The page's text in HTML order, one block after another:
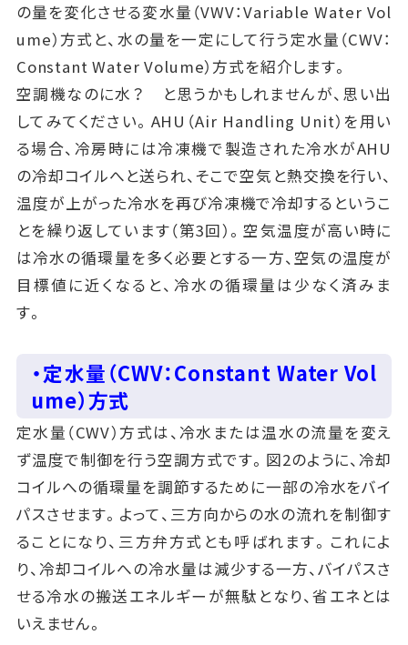
の量を変化させる変水量（VWV：Variable Water Vol
ume）方式と、水の量を一定にして行う定水量（CWV：
Constant Water Volume）方式を紹介します。
空調機なのに水？ と思うかもしれませんが、思い出
してみてください。AHU（Air Handling Unit）を用い
る場合、冷房時には冷凍機で製造された冷水がAHU
の冷却コイルへと送られ、そこで空気と熱交換を行い、
温度が上がった冷水を再び冷凍機で冷却するというこ
とを繰り返しています（第3回）。空気温度が高い時に
は冷水の循環量を多く必要とする一方、空気の温度が
目標値に近くなると、冷水の循環量は少なく済みま
す。
・定水量（CWV：Constant Water Vol
ume）方式
定水量（CWV）方式は、冷水または温水の流量を変え
ず温度で制御を行う空調方式です。図2のように、冷却
コイルへの循環量を調節するために一部の冷水をバイ
パスさせます。よって、三方向からの水の流れを制御す
ることになり、三方弁方式とも呼ばれます。これによ
り、冷却コイルへの冷水量は減少する一方、バイパスさ
せる冷水の搬送エネルギーが無駄となり、省エネとは
いえません。